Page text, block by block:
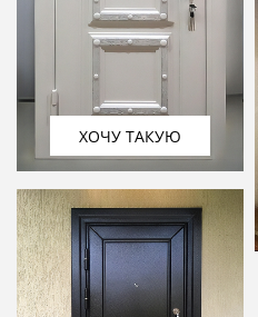
ХОЧУ ТАКУЮ